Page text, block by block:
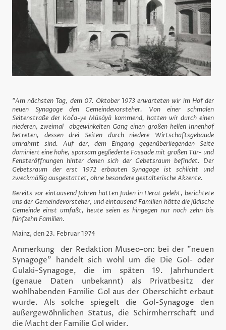
"Am nächsten Tag, dem 07. Oktober 1973 erwarteten wir im Hof der
neuen Synagoge den Gemeindevorsteher. Von einer schmalen
Seitenstraße der Koča-ye Mūsāyā kommend, hatten wir durch einen
niederen, zweimal abgewinkelten Gang einen großen hellen Innenhof
betreten, dessen drei Seiten durch niedere Wirtschaftsgebäude
umrahmt sind. Auf der, dem Eingang gegenüberliegenden Seite
dominiert eine hohe, sparsam gegliederte Fassade mit großen Tür- und
Fensteröffnungen hinter denen sich der Gebetsraum befindet. Der
Gebetsraum der erst 1972 erbauten Synagoge ist schlicht und
zweckmäßig ausgestattet, ohne besondere gestalterische Akzente.
Bereits vor eintausend Jahren hätten Juden in Herāt gelebt, berichtete
uns der Gemeindevorsteher, und eintausend Familien hätte die jüdische
Gemeinde einst umfaßt, heute seien es hingegen nur noch zehn bis
fünfzehn Familien.
Mainz, den 23. Februar 1974
Anmerkung der Redaktion Museo-on: bei der "neuen
Synagoge" handelt sich wohl um die Die Gol- oder
Gulaki-Synagoge, die im späten 19. Jahrhundert
(genaue Daten unbekannt) als Privatbesitz der
wohlhabenden Familie Gol aus der Oberschicht erbaut
wurde. Als solche spiegelt die Gol-Synagoge den
außergewöhnlichen Status, die Schirmherrschaft und
die Macht der Familie Gol wider.